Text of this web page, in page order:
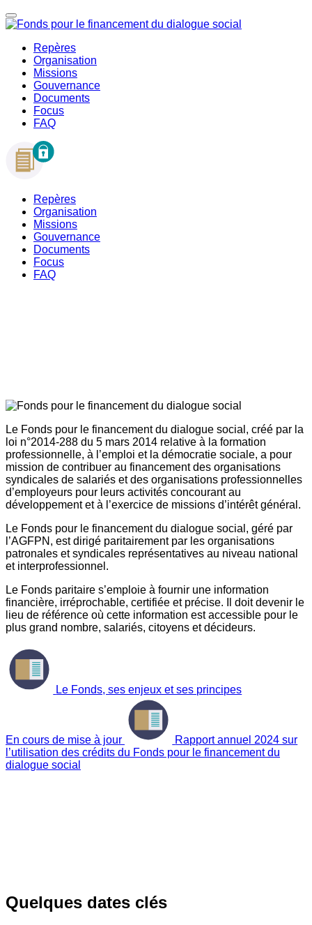
Repères
Organisation
Missions
Gouvernance
Documents
Focus
FAQ
Repères
Organisation
Missions
Gouvernance
Documents
Focus
FAQ
Le Fonds pour le financement du dialogue social, créé par la
loi n°2014-288 du 5 mars 2014 relative à la formation
professionnelle, à l’emploi et la démocratie sociale, a pour
mission de contribuer au financement des organisations
syndicales de salariés et des organisations professionnelles
d’employeurs pour leurs activités concourant au
développement et à l’exercice de missions d’intérêt général.
Le Fonds pour le financement du dialogue social, géré par
l’AGFPN, est dirigé paritairement par les organisations
patronales et syndicales représentatives au niveau national
et interprofessionnel.
Le Fonds paritaire s’emploie à fournir une information
financière, irréprochable, certifiée et précise. Il doit devenir le
lieu de référence où cette information est accessible pour le
plus grand nombre, salariés, citoyens et décideurs.
Le Fonds, ses enjeux et ses principes
En cours de mise à jour
Rapport annuel 2024 sur
l’utilisation des crédits du Fonds pour le financement du
dialogue social
Quelques dates clés